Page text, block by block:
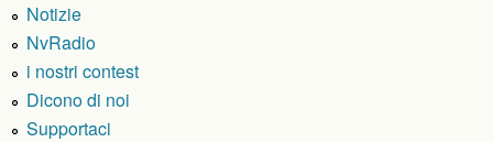
Notizie
NvRadio
i nostri contest
Dicono di noi
Supportaci